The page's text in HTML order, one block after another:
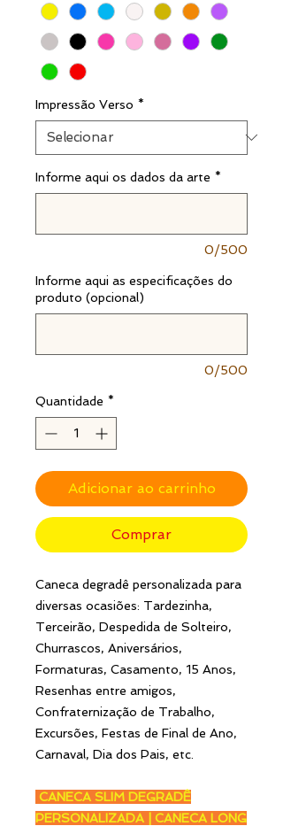
Impressão Verso *
Informe aqui os dados da arte *
0/500
Informe aqui as especificações do
produto (opcional)
0/500
Quantidade *
Adicionar ao carrinho
Comprar
Caneca degradê personalizada para
diversas ocasiões: Tardezinha,
Terceirão, Despedida de Solteiro,
Churrascos, Aniversários,
Formaturas, Casamento, 15 Anos,
Resenhas entre amigos,
Confraternização de Trabalho,
Excursões, Festas de Final de Ano,
Carnaval, Dia dos Pais, etc.
CANECA SLIM DEGRADÊ
PERSONALIZADA | CANECA LONG